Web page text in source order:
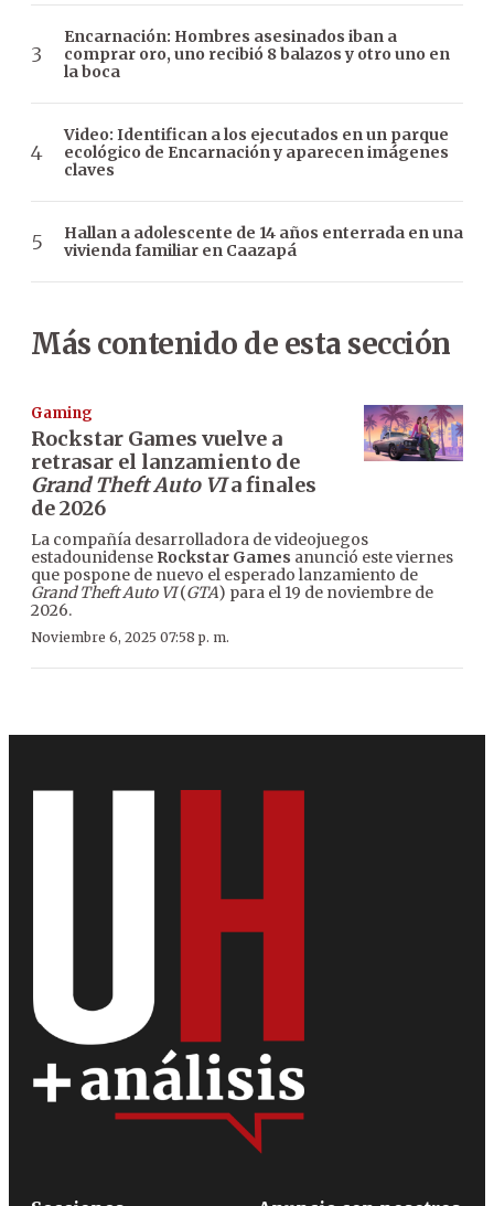
Encarnación: Hombres asesinados iban a
comprar oro, uno recibió 8 balazos y otro uno en
la boca
Video: Identifican a los ejecutados en un parque
ecológico de Encarnación y aparecen imágenes
claves
Hallan a adolescente de 14 años enterrada en una
vivienda familiar en Caazapá
Más contenido de esta sección
Gaming
Rockstar Games vuelve a
retrasar el lanzamiento de
Grand Theft Auto VIa finales
de 2026
La compañía desarrolladora de videojuegos
estadounidense Rockstar Games anunció este viernes
que pospone de nuevo el esperado lanzamiento de
Grand Theft Auto VI(GTA) para el 19 de noviembre de
2026.
Noviembre 6, 2025 07:58 p. m.